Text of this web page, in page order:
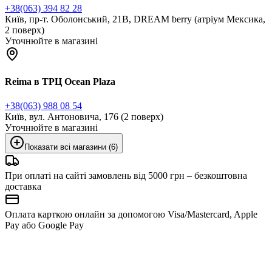
+38(063) 394 82 28
Київ, пр-т. Оболонський, 21В, DREAM berry (атріум Мексика,
2 поверх)
Уточнюйте в магазині
Reima в ТРЦ Ocean Plaza
+38(063) 988 08 54
Київ, вул. Антоновича, 176 (2 поверх)
Уточнюйте в магазині
Показати всі магазини (6)
При оплаті на сайті замовлень від 5000 грн – безкоштовна
доставка
Оплата карткою онлайн за допомогою Visa/Mastercard, Apple
Pay або Google Pay